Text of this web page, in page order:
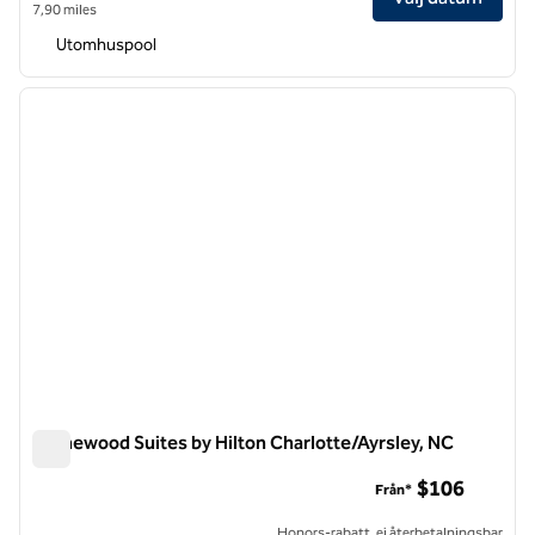
7,90 miles
Utomhuspool
1 av 12
nästa
Homewood Suites by Hilton Charlotte/Ayrsley, NC
Från* $106